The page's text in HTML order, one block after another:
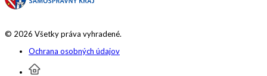
© 2026 Všetky práva vyhradené.
Ochrana osobných údajov